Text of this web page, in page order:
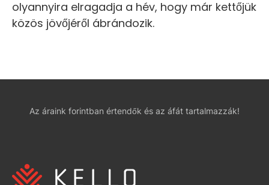
olyannyira elragadja a hév, hogy már kettőjük
közös jövőjéről ábrándozik.
Az áraink forintban értendők és az áfát tartalmazzák!